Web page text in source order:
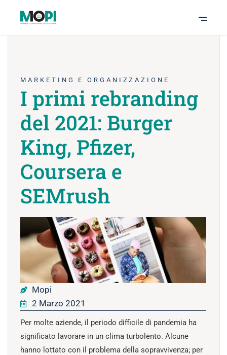
MARKETING E ORGANIZZAZIONE
I primi rebranding
del 2021: Burger
King, Pfizer,
Coursera e
SEMrush
Mopi
2 Marzo 2021
Per molte aziende, il periodo difficile di pandemia ha
significato lavorare in un clima turbolento. Alcune
hanno lottato con il problema della sopravvivenza; per